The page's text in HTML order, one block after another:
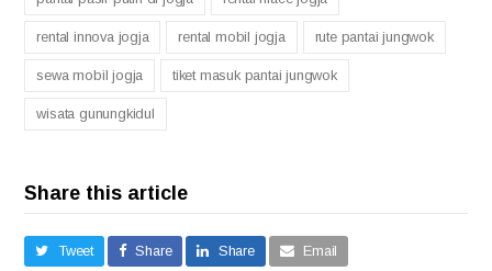
rental innova jogja rental mobil jogja rute pantai jungwok
sewa mobil jogja tiket masuk pantai jungwok
wisata gunungkidul
Share this article
Tweet Share Share Email